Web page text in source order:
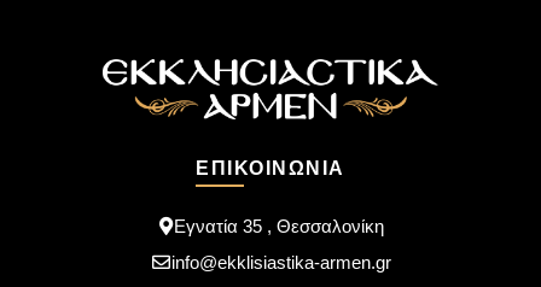
ΕΠΙΚΟΙΝΩΝΊΑ
Εγνατία 35 , Θεσσαλονίκη
info@ekklisiastika-armen.gr